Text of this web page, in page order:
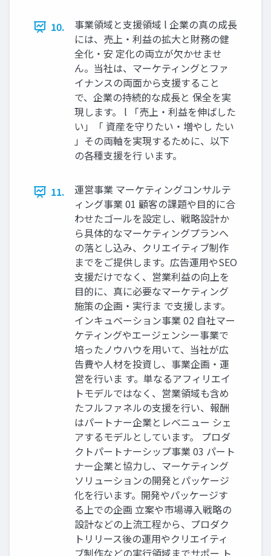
10.
事業領域と支援領域 l 企業の真の成長
には、売上・利益の拡大と財務の健
全化・安 定化の両立が欠かせませ
ん。当社は、マーケティングとファ
イナンスの両面から支援すること
で、企業の持続的な成長と 保全を実
現します。 l 「売上・利益を伸ばした
い」「 資産を守りたい・増やし たい
」その両軸を実現するために、以下
の各種支援を行 います。
11.
運営事業 マーケティングコンサルテ
ィング事業 01 顧客の課題や目的に合
わせたゴールを設定し、戦略設計か
ら具体的なマーケティングプランへ
の落とし込み、クリエイティブ制作
までをご提供します。広告運用やSEO
支援だけでなく、営業利益の向上を
目的に、真に必要なマーケティング
施策の企画・実行ま で支援します。
インキュベーション事業 02 自社マー
ケティングやエージェンシー事業で
培ったノウハウを用いて、当社が広
告費や人材を投資し、事業企画・運
営を行いま す。単なるアフィリエイ
トモデルではなく、営業領域も含め
たフルファネルの支援を行い、報酬
はパートナー企業とレベニュー シェ
アするモデルとしています。 プロダ
クトパートナーシップ事業 03 パート
ナー企業と協力し、マーケティング
ソリューションの開発とパッケージ
化を行います。開発やパッケージす
る上での企画 立案や市場導入戦略の
設計などの上流工程から、プロダク
トリリース後の運用やクリエイティ